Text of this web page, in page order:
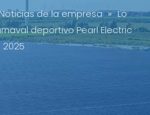
de la empresa » Lo
deportivo Pearl Electric
2025